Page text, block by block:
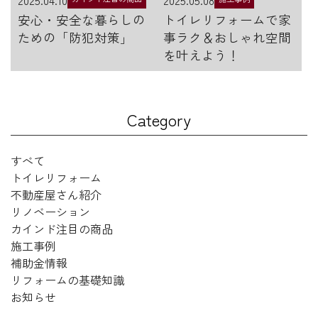
安心・安全な暮らしの
ための「防犯対策」
トイレリフォームで家
事ラク＆おしゃれ空間
を叶えよう！
Category
すべて
トイレリフォーム
不動産屋さん紹介
リノベーション
カインド注目の商品
施工事例
補助金情報
リフォームの基礎知識
お知らせ